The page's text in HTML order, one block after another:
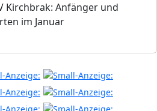
Kirchbrak: Anfänger und
im Januar